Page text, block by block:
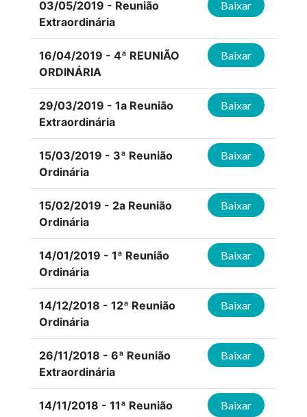
03/05/2019 - Reunião
Extraordinária
Baixar
16/04/2019 - 4ª REUNIÃO
ORDINÁRIA
Baixar
29/03/2019 - 1a Reunião
Extraordinária
Baixar
15/03/2019 - 3ª Reunião
Ordinária
Baixar
15/02/2019 - 2a Reunião
Ordinária
Baixar
14/01/2019 - 1ª Reunião
Ordinária
Baixar
14/12/2018 - 12ª Reunião
Ordinária
Baixar
26/11/2018 - 6ª Reunião
Extraordinária
Baixar
14/11/2018 - 11ª Reunião
Baixar